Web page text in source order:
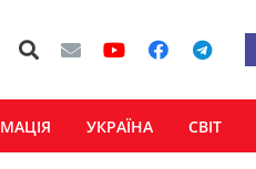
УКРАЇНА СВІТ